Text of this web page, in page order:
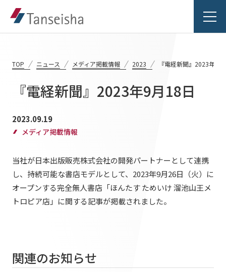
丹青社の想い
丹青社の想いTOP
丹青社の空間づくり
私たちの未来ビジョン2046
事業紹介
対応領域
実績紹介
実績紹介TOP
パブリック空間
会社概要
TOP ニュース メディア掲載情報 2023 『電経新聞』2023年9
『電経新聞』2023年9月18日
2023.09.19
メディア掲載情報
当社が日本出版販売株式会社の開発パートナーとして連携
し、持続可能な書店モデルとして、2023年9月26日（火）に
オープンする完全無人書店「ほんたす ためいけ 溜池山王メ
トロピア店」に関する記事が掲載されました。
関連のお知らせ